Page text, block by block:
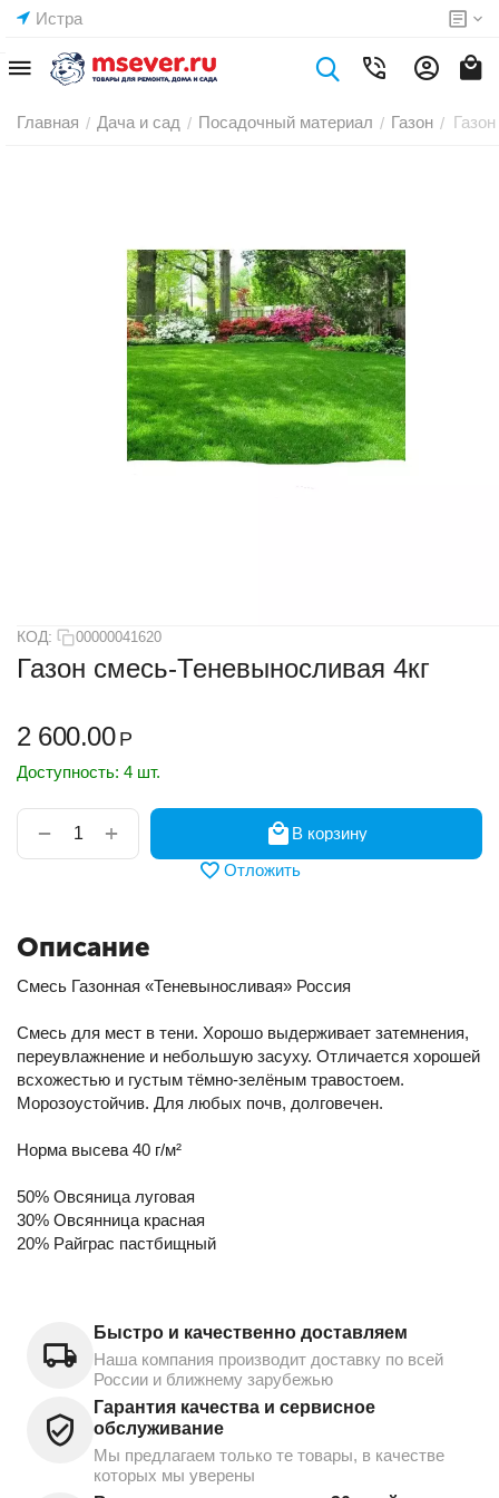
Истра
Главная / Дача и сад / Посадочный материал / Газон /
КОД: 00000041620
Газон смесь-Теневыносливая 4кг
2 600.00 Р
Доступность: 4 шт.
+
−
В корзину
Отложить
Описание
Смесь Газонная «Теневыносливая» Россия
Смесь для мест в тени. Хорошо выдерживает затемнения,
переувлажнение и небольшую засуху. Отличается хорошей
всхожестью и густым тёмно-зелёным травостоем.
Морозоустойчив. Для любых почв, долговечен.
Норма высева 40 г/м²
50% Овсяница луговая
30% Овсянница красная
20% Райграс пастбищный
Быстро и качественно доставляем
Наша компания производит доставку по всей
России и ближнему зарубежью
Гарантия качества и сервисное
обслуживание
Мы предлагаем только те товары, в качестве
которых мы уверены